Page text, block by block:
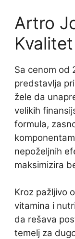
Artro
Sa cenom od
predstavlja
žele da
velikih
formula,
nepoželjnih
maksimizira
Kroz pažljivo
vitamina i
da rešava
temelj za